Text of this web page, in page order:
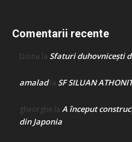
Comentarii recente
Doina la Sfaturi duhovnicești
amaladla SF SILUAN
gheorghe la A început
din Japonia